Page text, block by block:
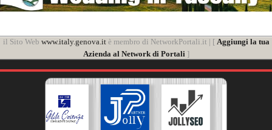
il Sito Web www.italy.genova.itè membro di NetworkPortali.it | [ Aggiungi la tua
Azienda al Network di Portali]